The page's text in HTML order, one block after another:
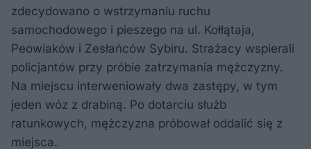
zdecydowano o wstrzymaniu ruchu
samochodowego i pieszego na ul. Kołłątaja,
Peowiaków i Zesłańców Sybiru. Strażacy wspierali
policjantów przy próbie zatrzymania mężczyzny.
Na miejscu interweniowały dwa zastępy, w tym
jeden wóz z drabiną. Po dotarciu służb
ratunkowych, mężczyzna próbował oddalić się z
miejsca.